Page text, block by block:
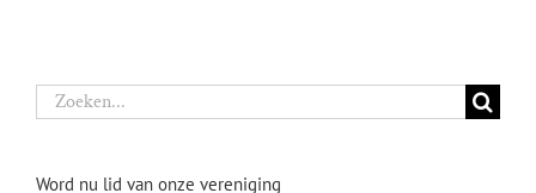
Beemster (opnieuw)
te ontdekken
Purmerend
Zoeken
naar:
Word nu lid van onze vereniging